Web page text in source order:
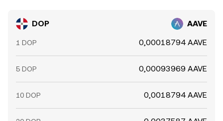
DOP AAVE
1 DOP 0,00018794 AAVE
5 DOP 0,00093969 AAVE
10 DOP 0,0018794 AAVE